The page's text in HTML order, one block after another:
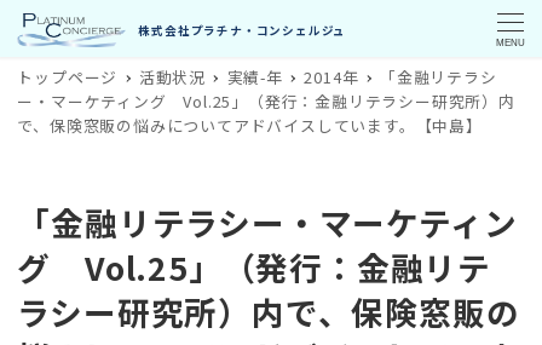
MENU
トップページ 活動状況 実績-年 2014年
「金融リテラシ
ー・マーケティング Vol.25」（発行：金融リテラシー研究所）内
で、保険窓販の悩みについてアドバイスしています。【中島】
「金融リテラシー・マーケティン
グ Vol.25」（発行：金融リテ
ラシー研究所）内で、保険窓販の